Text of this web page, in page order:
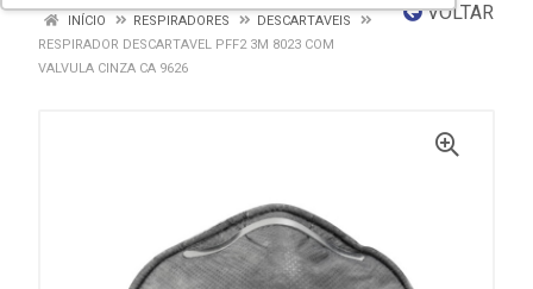
VOLTAR
INÍCIO RESPIRADORES
DESCARTAVEIS
RESPIRADOR DESCARTAVEL PFF2 3M 8023 COM
VALVULA CINZA CA 9626